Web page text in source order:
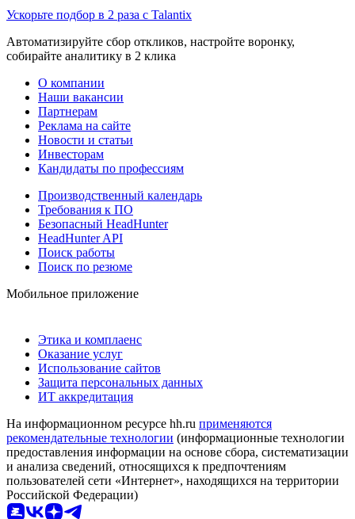
Ускорьте подбор в 2 раза с Talantix
Автоматизируйте сбор откликов, настройте воронку,
собирайте аналитику в 2 клика
О компании
Наши вакансии
Партнерам
Реклама на сайте
Новости и статьи
Инвесторам
Кандидаты по профессиям
Производственный календарь
Требования к ПО
Безопасный HeadHunter
HeadHunter API
Поиск работы
Поиск по резюме
Мобильное приложение
Этика и комплаенс
Оказание услуг
Использование сайтов
Защита персональных данных
ИТ аккредитация
На информационном ресурсе hh.ru применяются
рекомендательные технологии (информационные технологии
предоставления информации на основе сбора, систематизации
и анализа сведений, относящихся к предпочтениям
пользователей сети «Интернет», находящихся на территории
Российской Федерации)